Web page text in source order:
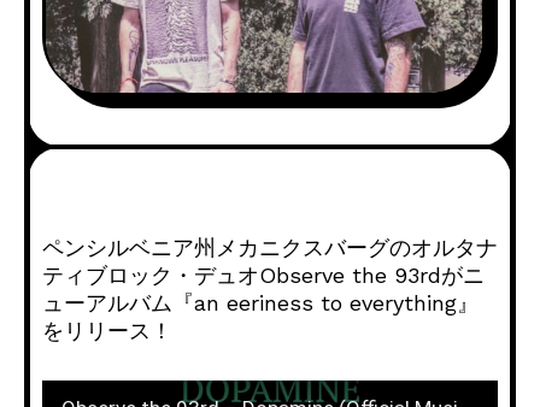
ペンシルベニア州メカニクスバーグのオルタナ
ティブロック・デュオObserve the 93rdがニ
ューアルバム『an eeriness to everything』
をリリース！